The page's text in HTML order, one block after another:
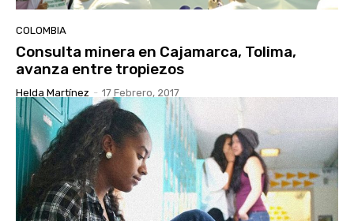
COLOMBIA
Consulta minera en Cajamarca, Tolima,
avanza entre tropiezos
Helda Martínez - 17 Febrero, 2017